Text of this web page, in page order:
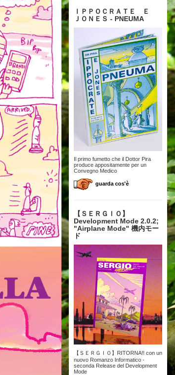
ＩＰＰＯＣＲＡＴＥ Ｅ
ＪＯＮＥＳ - PNEUMA
Il primo fumetto che il Dottor Pira
produce appositamente per un
Convegno Medico
guarda cos'è
【 ＳＥＲＧＩＯ】
Development Mode 2.0.2;
"Airplane Mode" 機内モー
ド
【ＳＥＲＧＩＯ】RITORNA!! con un
nuovo Romanzo Informatico -
seconda Release del Development
Mode